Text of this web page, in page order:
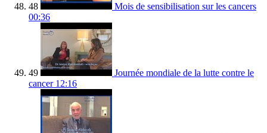
48
Mois de sensibilisation sur les cancers
00:36
49
Journée mondiale de la lutte contre le
cancer 12:16